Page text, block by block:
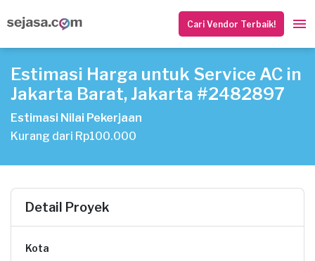
Cari Vendor Terbaik!
Estimasi Harga untuk Service AC in
Jakarta Barat, Jakarta #2482897
Estimasi Nilai Pekerjaan
Kurang dari Rp100.000
Detail Proyek
Kota